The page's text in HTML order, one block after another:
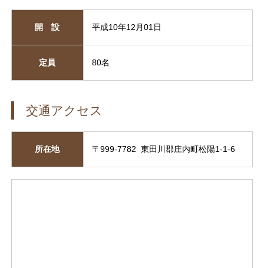
開 設 平成10年12月01日
定員 80名
交通アクセス
所在地 〒999-7782 東田川郡庄内町松陽1-1-6